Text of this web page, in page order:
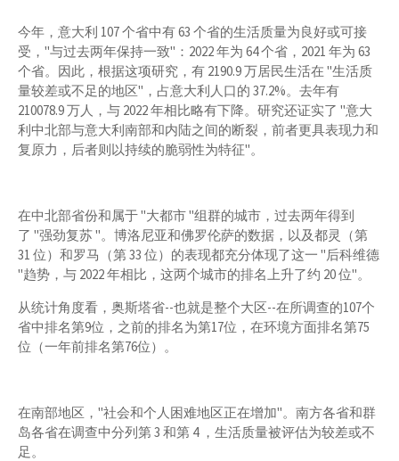
今年，意大利 107 个省中有 63 个省的生活质量为良好或可接
受，"与过去两年保持一致"：2022 年为 64 个省，2021 年为 63
个省。因此，根据这项研究，有 2190.9 万居民生活在 "生活质
量较差或不足的地区"，占意大利人口的 37.2%。去年有
210078.9 万人，与 2022 年相比略有下降。研究还证实了 "意大
利中北部与意大利南部和内陆之间的断裂，前者更具表现力和
复原力，后者则以持续的脆弱性为特征"。
在中北部省份和属于 "大都市 "组群的城市，过去两年得到
了 "强劲复苏 "。博洛尼亚和佛罗伦萨的数据，以及都灵（第
31 位）和罗马（第 33 位）的表现都充分体现了这一 "后科维德
"趋势，与 2022 年相比，这两个城市的排名上升了约 20 位"。
从统计角度看，奥斯塔省--也就是整个大区--在所调查的107个
省中排名第9位，之前的排名为第17位，在环境方面排名第75
位（一年前排名第76位）。
在南部地区，"社会和个人困难地区正在增加"。南方各省和群
岛各省在调查中分列第 3 和第 4 ，生活质量被评估为较差或不
足。